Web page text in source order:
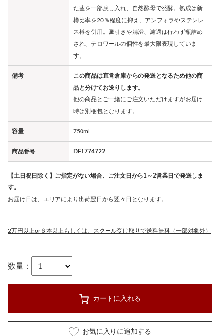
た茎を一部戻し入れ、自然酵母で発酵。熟成は新
樽比率を20％程度に抑え、アンフォラやステンレ
ス樽を併用。澱引きや清澄、濾過は行わず瓶詰め
され、テロワールの個性を最大限表現していま
す。
備考
この商品は直営倉庫からの発送となるため他の商
品と分けてお送りします。
他の商品とご一緒にご注文いただけますがお届け
時は別梱包となります。
容量 750ml
商品番号 DF1774722
【土日祝日除く】ご指定がない場合、ご注文日から1～2営業日で発送しま
す。
お届け日は、エリアにより出荷翌日から翌々日となります。
2万円以上or６本以上もしくは、スクール受け取りで送料無料（一部対象外）
数量：
カートに入れる
お気に入りに追加する